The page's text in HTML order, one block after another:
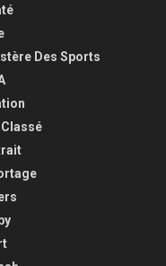
Des Sports